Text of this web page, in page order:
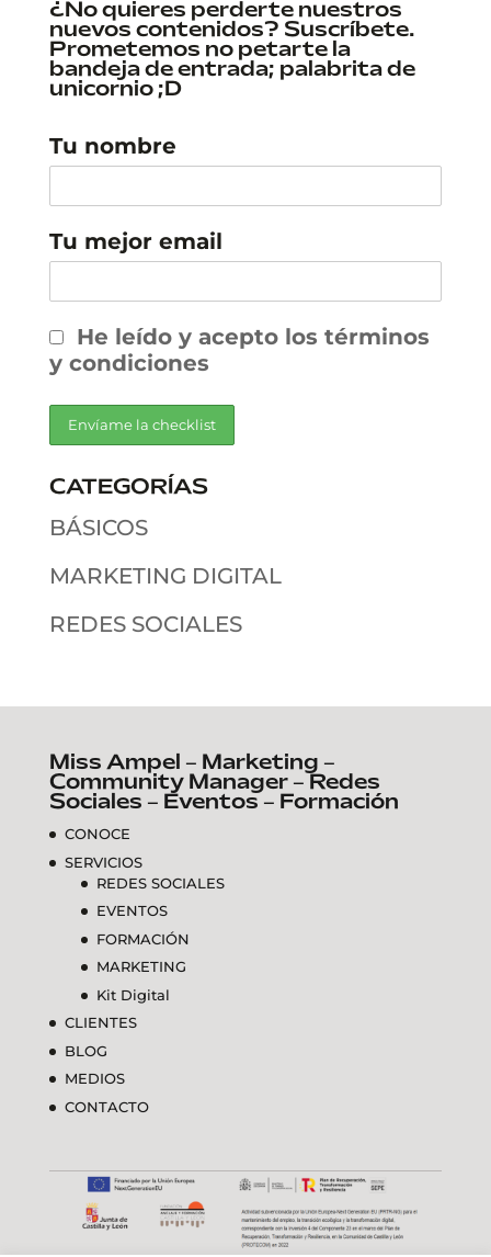
¿No quieres perderte nuestros
nuevos contenidos? Suscríbete.
Prometemos no petarte la
bandeja de entrada; palabrita de
unicornio ;D
Tu nombre
Tu mejor email
He leído y acepto los términos
y condiciones
CATEGORÍAS
BÁSICOS
MARKETING DIGITAL
REDES SOCIALES
Miss Ampel – Marketing –
Community Manager – Redes
Sociales – Eventos – Formación
CONOCE
SERVICIOS
REDES SOCIALES
EVENTOS
FORMACIÓN
MARKETING
Kit Digital
CLIENTES
BLOG
MEDIOS
CONTACTO